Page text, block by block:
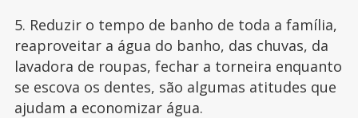
5. Reduzir o tempo de banho de toda a família,
reaproveitar a água do banho, das chuvas, da
lavadora de roupas, fechar a torneira enquanto
se escova os dentes, são algumas atitudes que
ajudam a economizar água.